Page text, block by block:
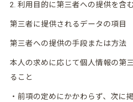
2. 利用目的に第三者への提供を含
第三者に提供されるデータの項目
第三者への提供の手段または方法
本人の求めに応じて個人情報の第
ること
・前項の定めにかかわらず、次に